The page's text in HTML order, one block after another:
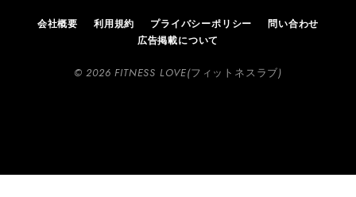
会社概要 利用規約 プライバシーポリシー
問い合わせ
広告掲載について
© 2026 FITNESS LOVE(フィットネスラブ)